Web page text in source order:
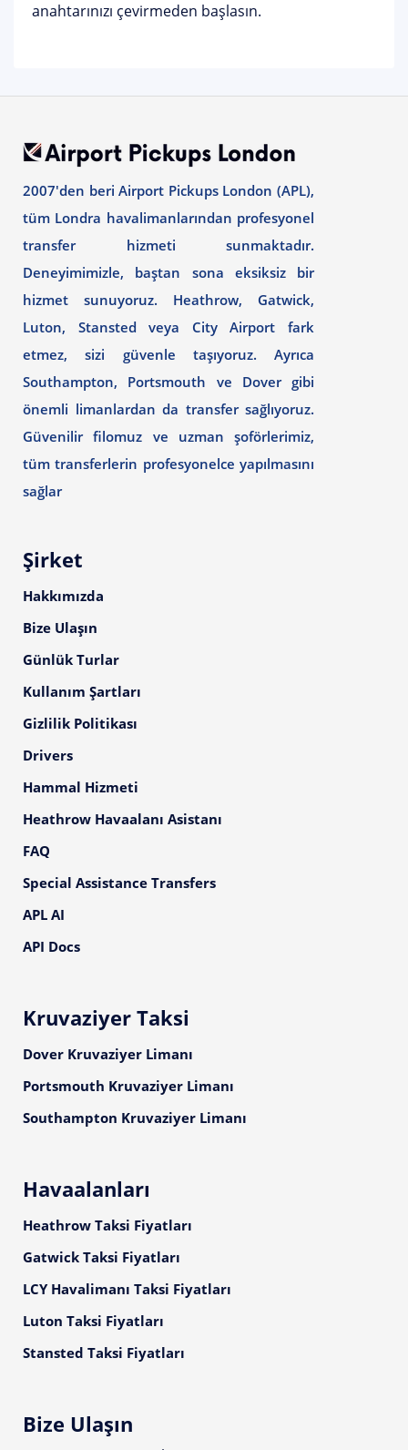
anahtarınızı çevirmeden başlasın.
2007'den beri Airport Pickups London (APL),
tüm Londra havalimanlarından profesyonel
transfer hizmeti sunmaktadır.
Deneyimimizle, baştan sona eksiksiz bir
hizmet sunuyoruz. Heathrow, Gatwick,
Luton, Stansted veya City Airport fark
etmez, sizi güvenle taşıyoruz. Ayrıca
Southampton, Portsmouth ve Dover gibi
önemli limanlardan da transfer sağlıyoruz.
Güvenilir filomuz ve uzman şoförlerimiz,
tüm transferlerin profesyonelce yapılmasını
sağlar
Şirket
Hakkımızda
Bize Ulaşın
Günlük Turlar
Kullanım Şartları
Gizlilik Politikası
Drivers
Hammal Hizmeti
Heathrow Havaalanı Asistanı
FAQ
Special Assistance Transfers
APL AI
API Docs
Kruvaziyer Taksi
Dover Kruvaziyer Limanı
Portsmouth Kruvaziyer Limanı
Southampton Kruvaziyer Limanı
Havaalanları
Heathrow Taksi Fiyatları
Gatwick Taksi Fiyatları
LCY Havalimanı Taksi Fiyatları
Luton Taksi Fiyatları
Stansted Taksi Fiyatları
Bize Ulaşın